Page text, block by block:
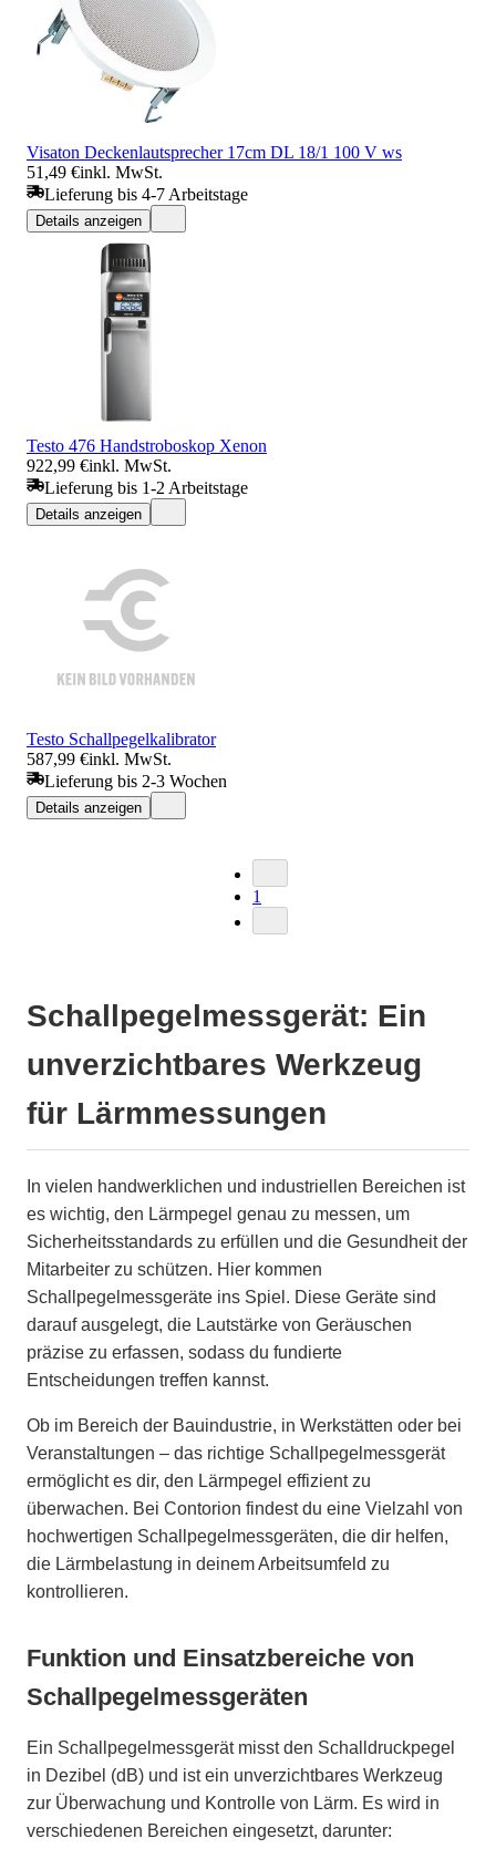
Visaton Deckenlautsprecher 17cm DL 18/1 100 V ws
51,49 €inkl. MwSt.
Lieferung bis 4-7 Arbeitstage
Details anzeigen
Testo 476 Handstroboskop Xenon
922,99 €inkl. MwSt.
Lieferung bis 1-2 Arbeitstage
Details anzeigen
Testo Schallpegelkalibrator
587,99 €inkl. MwSt.
Lieferung bis 2-3 Wochen
Details anzeigen
1
Schallpegelmessgerät: Ein
unverzichtbares Werkzeug
für Lärmmessungen
In vielen handwerklichen und industriellen Bereichen ist
es wichtig, den Lärmpegel genau zu messen, um
Sicherheitsstandards zu erfüllen und die Gesundheit der
Mitarbeiter zu schützen. Hier kommen
Schallpegelmessgeräte ins Spiel. Diese Geräte sind
darauf ausgelegt, die Lautstärke von Geräuschen
präzise zu erfassen, sodass du fundierte
Entscheidungen treffen kannst.
Ob im Bereich der Bauindustrie, in Werkstätten oder bei
Veranstaltungen – das richtige Schallpegelmessgerät
ermöglicht es dir, den Lärmpegel effizient zu
überwachen. Bei Contorion findest du eine Vielzahl von
hochwertigen Schallpegelmessgeräten, die dir helfen,
die Lärmbelastung in deinem Arbeitsumfeld zu
kontrollieren.
Funktion und Einsatzbereiche von
Schallpegelmessgeräten
Ein Schallpegelmessgerät misst den Schalldruckpegel
in Dezibel (dB) und ist ein unverzichtbares Werkzeug
zur Überwachung und Kontrolle von Lärm. Es wird in
verschiedenen Bereichen eingesetzt, darunter: